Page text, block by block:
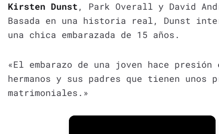
Kirsten Dunst , Park Overall y David
Basada en una historia real, Dunst
una chica embarazada de 15 años.
«El embarazo de una joven hace presión
hermanos y sus padres que tienen unos
matrimoniales.»